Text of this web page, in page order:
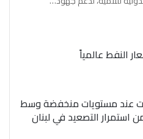
النفط عالمياً
عند مستويات منخفضة وسط
التصعيد في لبنان